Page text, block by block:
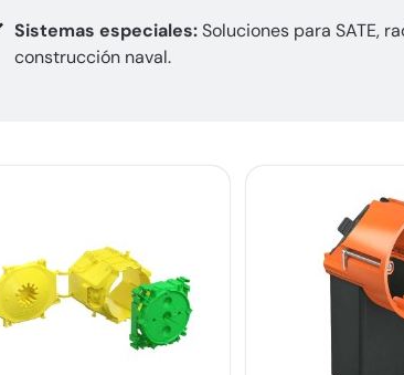
Sistemas especiales:Soluciones para SATE,
construcción naval.